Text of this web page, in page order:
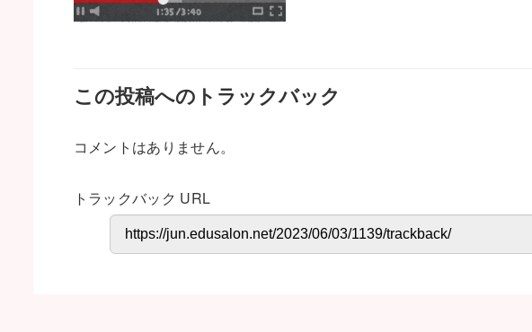
この投稿へのトラックバック
コメントはありません。
トラックバック URL